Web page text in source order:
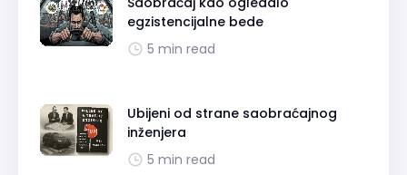
egzistencijalne bede
5 min read
Ubijeni od strane saobraćajnog
inženjera
5 min read